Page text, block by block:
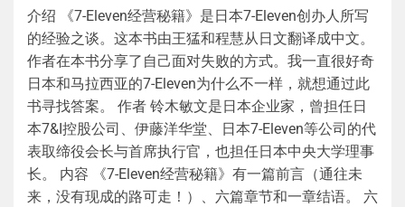
介绍 《7-Eleven经营秘籍》是日本7-Eleven创办人所写
的经验之谈。这本书由王猛和程慧从日文翻译成中文。
作者在本书分享了自己面对失败的方式。我一直很好奇
日本和马拉西亚的7-Eleven为什么不一样，就想通过此
书寻找答案。 作者 铃木敏文是日本企业家，曾担任日
本7&I控股公司、伊藤洋华堂、日本7-Eleven等公司的代
表取缔役会长与首席执行官，也担任日本中央大学理事
长。 内容 《7-Eleven经营秘籍》有一篇前言（通往未
来，没有现成的路可走！）、六篇章节和一章结语。 六